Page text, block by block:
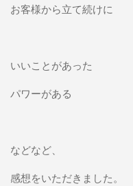
お客様から立て続けに
いいことがあった
パワーがある
などなど、
感想をいただきました。